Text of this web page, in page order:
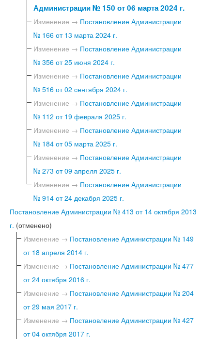
Администрации № 150 от 06 марта 2024 г.
Изменение → Постановление Администрации
№ 166 от 13 марта 2024 г.
Изменение → Постановление Администрации
№ 356 от 25 июня 2024 г.
Изменение → Постановление Администрации
№ 516 от 02 сентября 2024 г.
Изменение → Постановление Администрации
№ 112 от 19 февраля 2025 г.
Изменение → Постановление Администрации
№ 184 от 05 марта 2025 г.
Изменение → Постановление Администрации
№ 273 от 09 апреля 2025 г.
Изменение → Постановление Администрации
№ 914 от 24 декабря 2025 г.
Постановление Администрации № 413 от 14 октября 2013
г. (отменено)
Изменение → Постановление Администрации № 149
от 18 апреля 2014 г.
Изменение → Постановление Администрации № 477
от 24 октября 2016 г.
Изменение → Постановление Администрации № 204
от 29 мая 2017 г.
Изменение → Постановление Администрации № 427
от 04 октября 2017 г.